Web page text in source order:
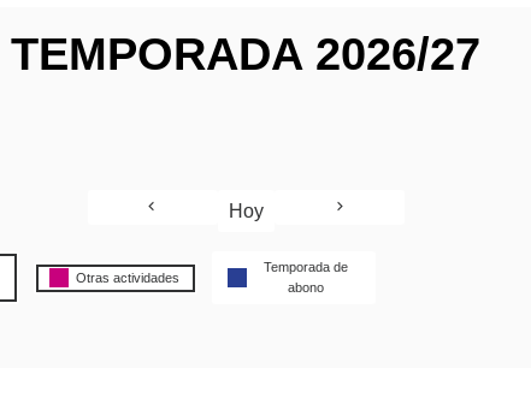
TEMPORADA 2026/27
Hoy
Otras actividades
Temporada de
abono